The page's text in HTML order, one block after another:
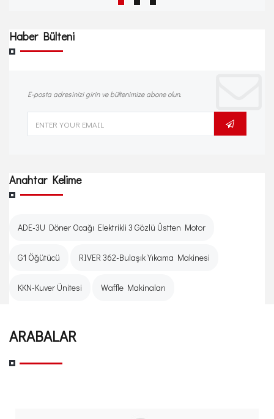
Haber Bülteni
E-posta adresinizi girin ve bültenimize abone olun.
Anahtar Kelime
ADE-3U Döner Ocağı Elektrikli 3 Gözlü Üstten Motor
G1 Öğütücü RIVER 362-Bulaşık Yıkama Makinesi
KKN-Kuver Ünitesi Waffle Makinaları
ARABALAR